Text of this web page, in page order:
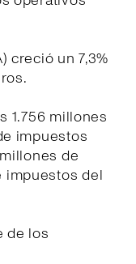
creció un 7,3%
1.756 millones
impuestos
de
impuestos del
de los